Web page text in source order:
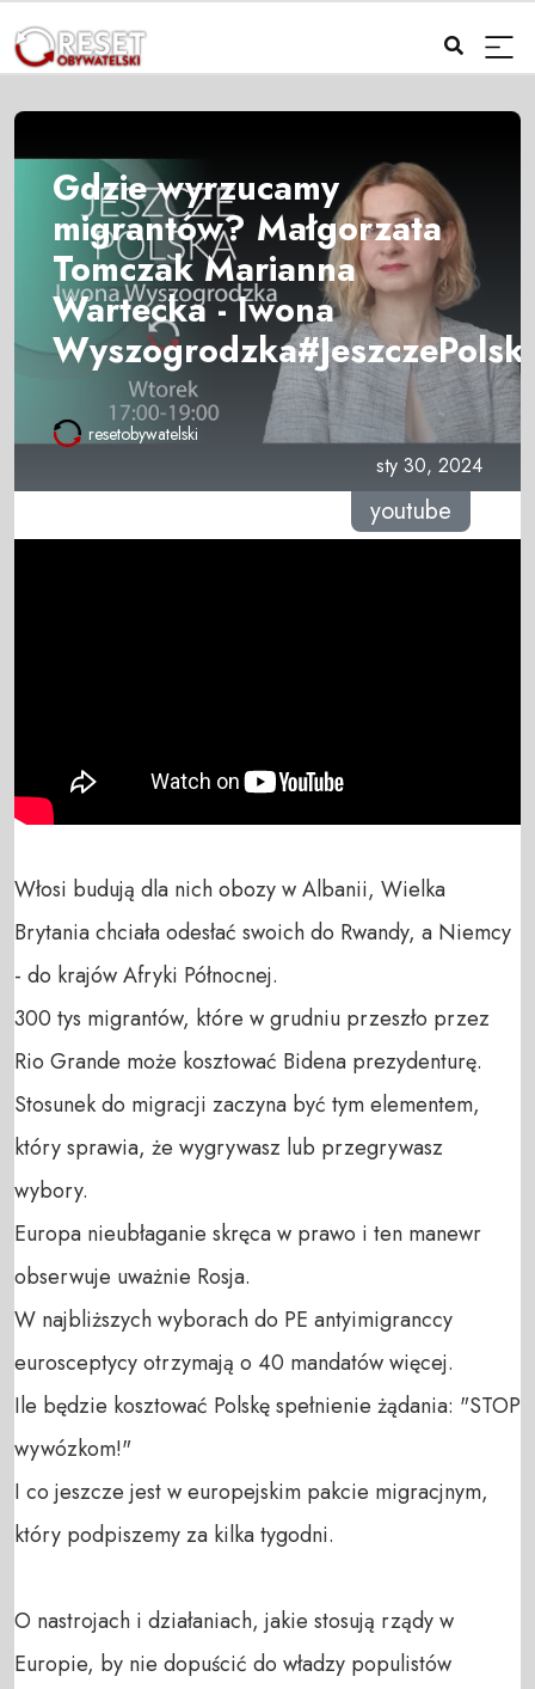
Gdzie wyrzucamy
migrantów? Małgorzata
Tomczak Marianna
Wartecka - Iwona
resetobywatelski
sty 30, 2024
youtube
Włosi budują dla nich obozy w Albanii, Wielka
Brytania chciała odesłać swoich do Rwandy, a Niemcy
- do krajów Afryki Północnej.
300 tys migrantów, które w grudniu przeszło przez
Rio Grande może kosztować Bidena prezydenturę.
Stosunek do migracji zaczyna być tym elementem,
który sprawia, że wygrywasz lub przegrywasz
wybory.
Europa nieubłaganie skręca w prawo i ten manewr
obserwuje uważnie Rosja.
W najbliższych wyborach do PE antyimigranccy
eurosceptycy otrzymają o 40 mandatów więcej.
Ile będzie kosztować Polskę spełnienie żądania: "STOP
wywózkom!"
I co jeszcze jest w europejskim pakcie migracjnym,
który podpiszemy za kilka tygodni.
O nastrojach i działaniach, jakie stosują rządy w
Europie, by nie dopuścić do władzy populistów